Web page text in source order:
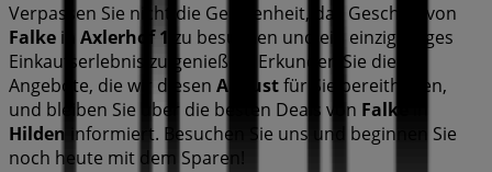
Verpassen Sie nicht die Gelegenheit, das Geschäft von
Falke in Axlerhof 1 zu besuchen und ein einzigartiges
Einkaufserlebnis zu genießen. Erkunden Sie die
Angebote, die wir diesen Augustfür Sie bereithalten,
und bleiben Sie über die besten Deals von Falke
Hilden informiert. Besuchen Sie uns und beginnen Sie
noch heute mit dem Sparen!